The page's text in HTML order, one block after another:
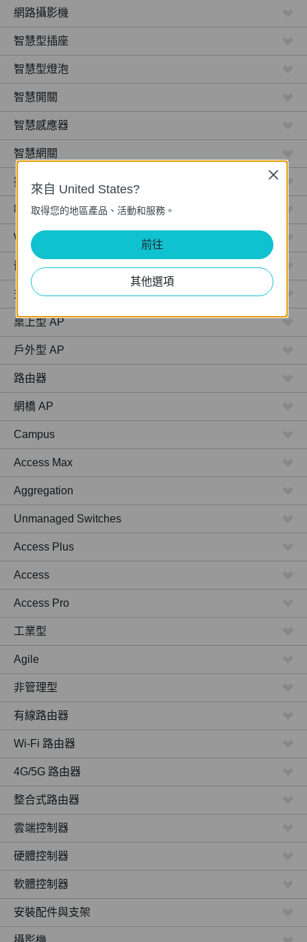
網路攝影機
智慧型插座
智慧型燈泡
智慧開關
智慧感應器
智慧網關
掃地機器人
吸頂式 AP
WiFi
嵌牆式 AP
交換器
桌上型 AP
戶外型 AP
路由器
網橋 AP
Campus
Access Max
Aggregation
Unmanaged Switches
Access Plus
Access
Access Pro
工業型
Agile
非管理型
有線路由器
Wi-Fi 路由器
4G/5G 路由器
整合式路由器
雲端控制器
硬體控制器
軟體控制器
安裝配件與支架
來自 United States?
取得您的地區產品、活動和服務。
前往
其他選項
Close